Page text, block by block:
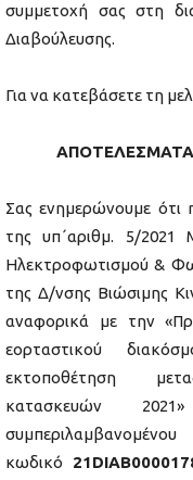
συμμετοχή σας στη
Διαβούλευσης.
Για να κατεβάσετε τη
ΑΠΟΤΕΛΕΣΜΑΤΑ
Σας ενημερώνουμε ότι
της υπ΄αριθμ. 5/2021
Ηλεκτροφωτισμού &
της Δ/νσης Βιώσιμης
αναφορικά με την
εορταστικού
εκτοποθέτηση
κατασκευών
κωδικό